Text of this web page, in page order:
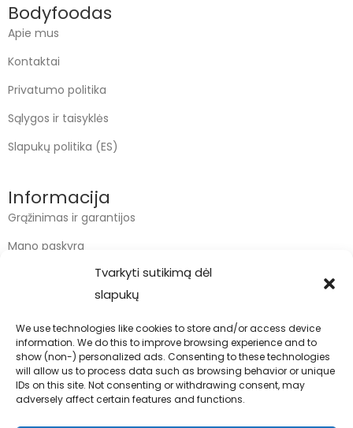
Tvarkyti sutikimą dėl
slapukų
We use technologies like cookies to store and/or access device
information. We do this to improve browsing experience and to
show (non-) personalized ads. Consenting to these technologies
will allow us to process data such as browsing behavior or unique
IDs on this site. Not consenting or withdrawing consent, may
adversely affect certain features and functions.
Bodyfoodas
Apie mus
Kontaktai
Privatumo politika
Sąlygos ir taisyklės
Slapukų politika (ES)
Informacija
Grąžinimas ir garantijos
Mano paskyra
Kontaktai
info@bodyfoodas.lt
+370 600 77017